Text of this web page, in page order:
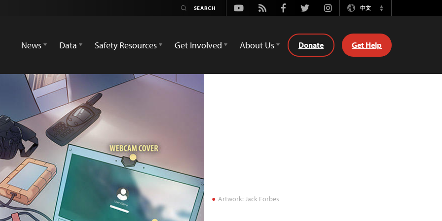
Youtube
Rss FacebookTwitterInstagram中文
Switch
News
Data Safety Resources Get Involved About Us Donate Get Help
Artwork: Jack Forbes